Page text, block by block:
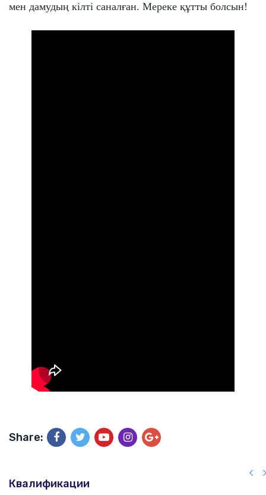
мен дамудың кілті саналған. Мереке құтты болсын!
Share:
Квалификации